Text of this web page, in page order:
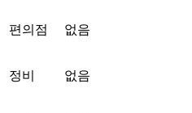
편의점 없음
정비 없음